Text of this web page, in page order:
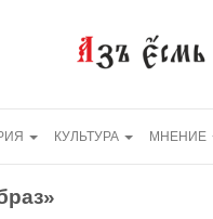
КУЛЬТУРА МНЕНИЕ